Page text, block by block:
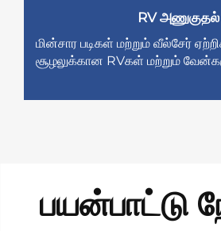
RV அணுகுதல்
மின்சார படிகள் மற்றும் வீல்சேர்
சூழலுக்கான RVகள் மற்றும்
பயன்பாட்டு